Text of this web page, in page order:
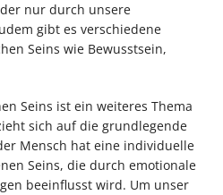
nur durch unsere
gibt es verschiedene
Seins wie Bewusstsein,
Seins ist ein weiteres Thema
sich auf die grundlegende
Mensch hat eine individuelle
Seins, die durch emotionale
beeinflusst wird. Um unser